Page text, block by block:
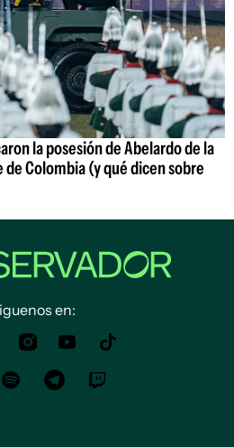
la posesión de Abelardo de la
Colombia (y qué dicen sobre
en: